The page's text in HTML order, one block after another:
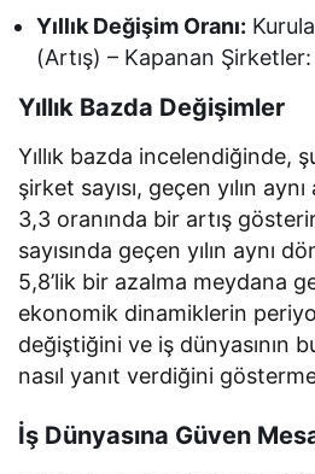
Yıllık Değişim Oranı:
(Artış) – Kapanan Şirketler:
Yıllık Bazda Değişimler
Yıllık bazda incelendiğinde,
şirket sayısı, geçen yılın
3,3 oranında bir artış
sayısında geçen yılın aynı
5,8’lik bir azalma meydana
ekonomik dinamiklerin
değiştiğini ve iş dünyasının
nasıl yanıt verdiğini
İş Dünyasına Güven